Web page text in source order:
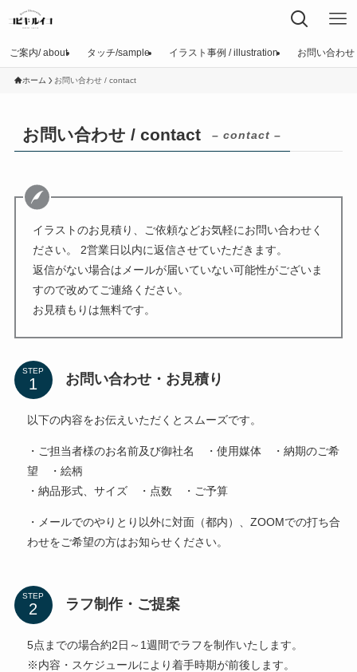
ご案内/ about タッチ/sample イラスト事例 / illustration お問い合わせ
ホーム お問い合わせ / contact
お問い合わせ / contact – contact –
イラストのお見積り、ご依頼などお気軽にお問い合わせく
ださい。 2営業日以内に返信させていただきます。
返信がない場合はメールが届いていない可能性がございま
すので改めてご連絡ください。
お見積もりは無料です。
STEP
お問い合わせ・お見積り
以下の内容をお伝えいただくとスムーズです。
・ご担当者様のお名前及び御社名 ・使用媒体 ・納期のご希
望 ・絵柄
・納品形式、サイズ ・点数 ・ご予算
・メールでのやりとり以外に対面（都内）、ZOOMでの打ち合
わせをご希望の方はお知らせください。
STEP
ラフ制作・ご提案
5点までの場合約2日～1週間でラフを制作いたします。
※内容・スケジュールにより着手時期が前後します。